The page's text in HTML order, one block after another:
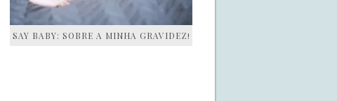
SAY BABY: SOBRE A MINHA GRAVIDEZ!